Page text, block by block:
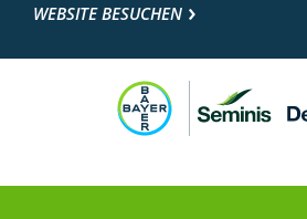
WEBSITE BESUCHEN